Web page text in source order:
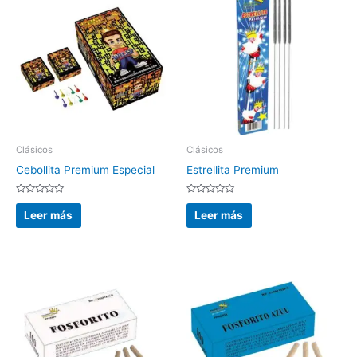
Clásicos
Cebollita Premium Especial
Valorado
con
de
Leer más
Clásicos
Estrellita Premium
Valorado
con
de
Leer más